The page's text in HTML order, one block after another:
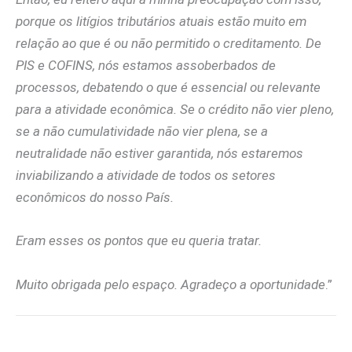
porque os litígios tributários atuais estão muito em
relação ao que é ou não permitido o creditamento. De
PIS e COFINS, nós estamos assoberbados de
processos, debatendo o que é essencial ou relevante
para a atividade econômica. Se o crédito não vier pleno,
se a não cumulatividade não vier plena, se a
neutralidade não estiver garantida, nós estaremos
inviabilizando a atividade de todos os setores
econômicos do nosso País.
Eram esses os pontos que eu queria tratar.
Muito obrigada pelo espaço. Agradeço a oportunidade .”